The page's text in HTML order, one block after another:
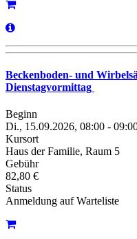
Beckenboden- und
Dienstagvormittag
Beginn
Di., 15.09.2026, 08:00 -
Kursort
Haus der Familie, Raum 5
Gebühr
82,80 €
Status
Anmeldung auf Warteliste